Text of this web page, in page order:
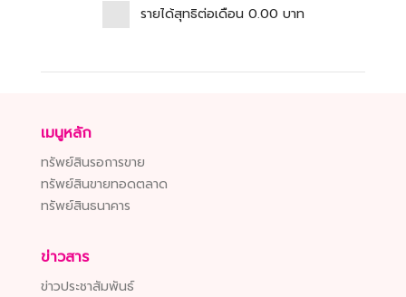
รายได้สุทธิต่อเดือน 0.00 บาท
เมนูหลัก
ทรัพย์สินรอการขาย
ทรัพย์สินขายทอดตลาด
ทรัพย์สินธนาคาร
ข่าวสาร
ข่าวประชาสัมพันธ์